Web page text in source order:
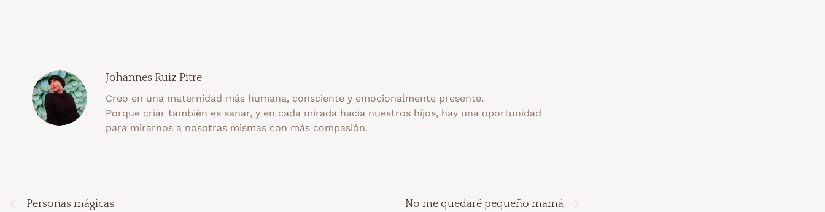
Johannes Ruiz Pitre
Creo en una maternidad más humana, consciente y emocionalmente presente.
Porque criar también es sanar, y en cada mirada hacia nuestros hijos, hay una oportunidad
para mirarnos a nosotras mismas con más compasión.
Personas mágicas No me quedaré pequeño mamá